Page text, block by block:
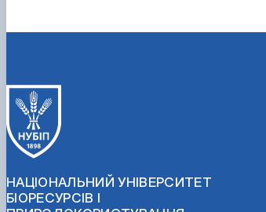
НАЦІОНАЛЬНИЙ УНІВЕРСИТЕТ
БІОРЕСУРСІВ І